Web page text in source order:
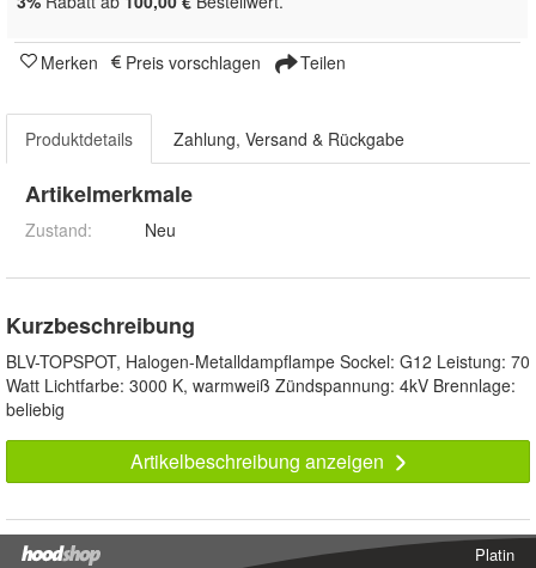
Merken Preis vorschlagen Teilen
Produktdetails Zahlung, Versand & Rückgabe
Artikelmerkmale
Zustand: Neu
Kurzbeschreibung
BLV-TOPSPOT, Halogen-Metalldampflampe Sockel: G12 Leistung: 70
Watt Lichtfarbe: 3000 K, warmweiß Zündspannung: 4kV Brennlage:
beliebig
Artikelbeschreibung anzeigen
Platin